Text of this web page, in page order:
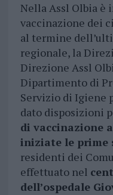
Nella Assl Olbia è
vaccinazione dei
al termine
regionale, la
Direzione Assl
Dipartimento di
Servizio di Igiene
dato disposizioni
di vaccinazione
iniziate le prime
residenti dei
effettuato nel
dell’ospedale